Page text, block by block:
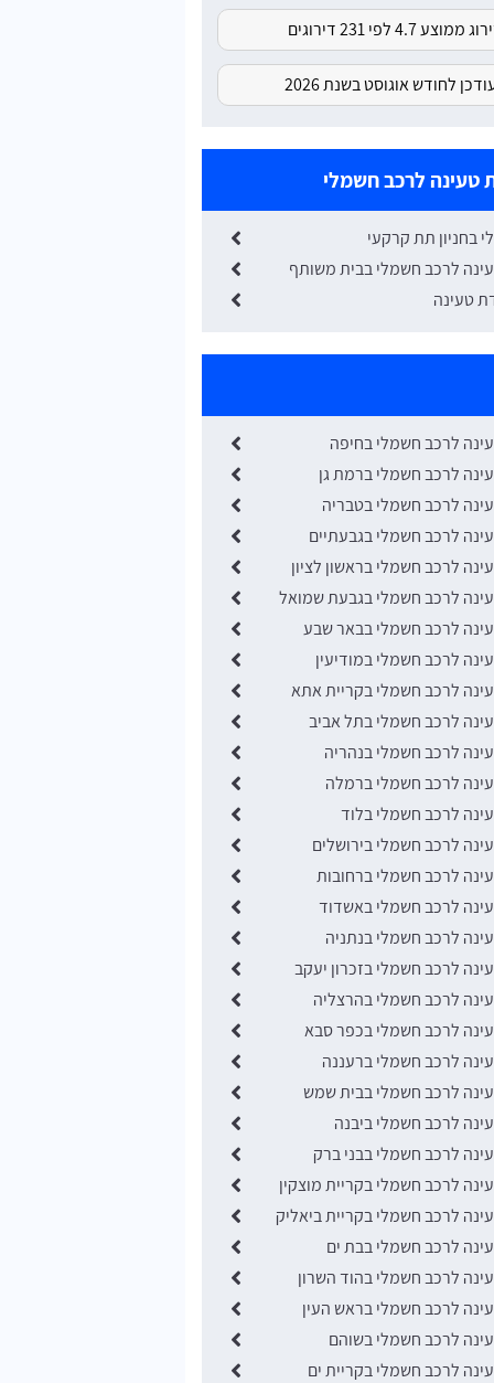
ממוצע 4.7 לפי 231 דירוגים
לחודש אוגוסט בשנת 2026
לרכב חשמלי
בחניון תת קרקעי
לרכב חשמלי בבית משותף
טעינה
לרכב חשמלי בחיפה
לרכב חשמלי ברמת גן
לרכב חשמלי בטבריה
לרכב חשמלי בגבעתיים
לרכב חשמלי בראשון לציון
לרכב חשמלי בגבעת שמואל
לרכב חשמלי בבאר שבע
לרכב חשמלי במודיעין
לרכב חשמלי בקריית אתא
לרכב חשמלי בתל אביב
לרכב חשמלי בנהריה
לרכב חשמלי ברמלה
לרכב חשמלי בלוד
לרכב חשמלי בירושלים
לרכב חשמלי ברחובות
לרכב חשמלי באשדוד
לרכב חשמלי בנתניה
לרכב חשמלי בזכרון יעקב
לרכב חשמלי בהרצליה
לרכב חשמלי בכפר סבא
לרכב חשמלי ברעננה
לרכב חשמלי בבית שמש
לרכב חשמלי ביבנה
לרכב חשמלי בבני ברק
לרכב חשמלי בקריית מוצקין
לרכב חשמלי בקריית ביאליק
לרכב חשמלי בבת ים
לרכב חשמלי בהוד השרון
לרכב חשמלי בראש העין
לרכב חשמלי בשוהם
לרכב חשמלי בקריית ים